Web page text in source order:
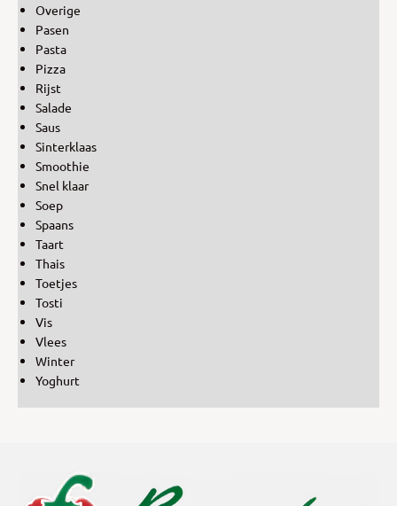
Overige
Pasen
Pasta
Pizza
Rijst
Salade
Saus
Sinterklaas
Smoothie
Snel klaar
Soep
Spaans
Taart
Thais
Toetjes
Tosti
Vis
Vlees
Winter
Yoghurt